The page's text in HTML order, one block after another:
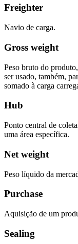
Freighter
Navio de carga.
Gross weight
Peso bruto do
ser usado, também,
somado à carga
Hub
Ponto central de
uma área específica.
Net weight
Peso líquido da
Purchase
Aquisição de um
Sealing